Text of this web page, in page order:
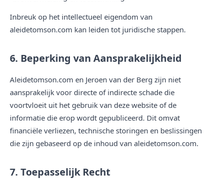
Inbreuk op het intellectueel eigendom van
aleidetomson.com kan leiden tot juridische stappen.
6. Beperking van Aansprakelijkheid
Aleidetomson.com en Jeroen van der Berg zijn niet
aansprakelijk voor directe of indirecte schade die
voortvloeit uit het gebruik van deze website of de
informatie die erop wordt gepubliceerd. Dit omvat
financiële verliezen, technische storingen en beslissingen
die zijn gebaseerd op de inhoud van aleidetomson.com.
7. Toepasselijk Recht